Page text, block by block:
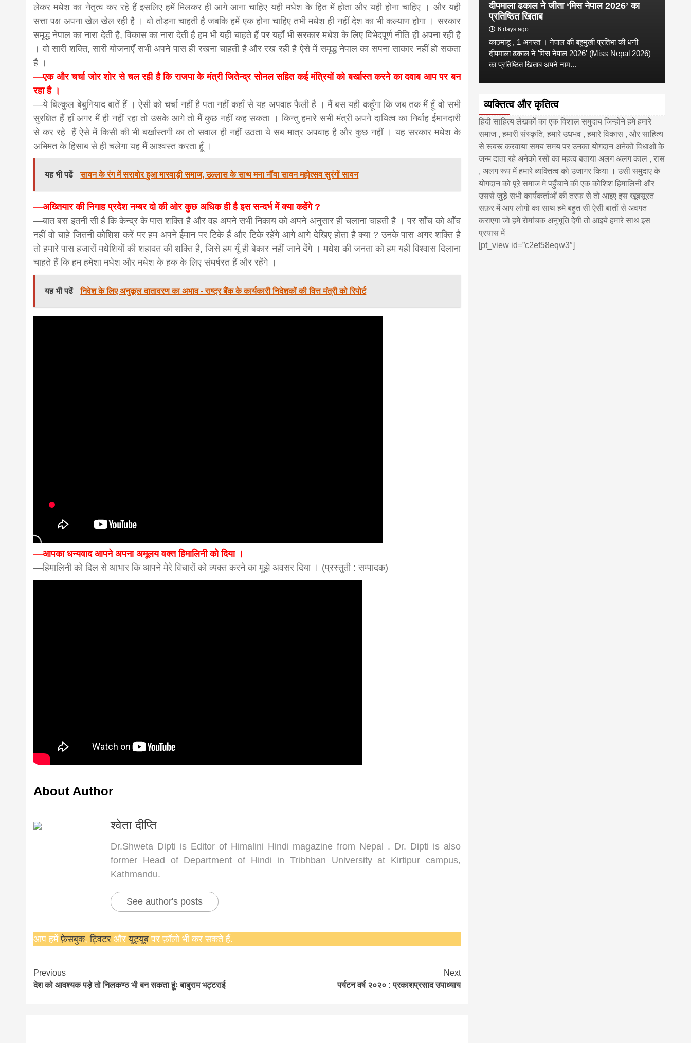
लेकर मधेश का नेतृत्व कर रहे हैं इसलिए हमें मिलकर ही आगे आना चाहिए यही मधेश के हित में होता और यही होना चाहिए । और यही
सत्ता पक्ष अपना खेल खेल रही है । वो तोड़ना चाहती है जबकि हमें एक होना चाहिए तभी मधेश ही नहीं देश का भी कल्याण होगा । सरकार
समृद्ध नेपाल का नारा देती है, विकास का नारा देती है हम भी यही चाहते हैं पर यहाँ भी सरकार मधेश के लिए विभेदपूर्ण नीति ही अपना रही है
। वो सारी शक्ति, सारी योजनाएँ सभी अपने पास ही रखना चाहती है और रख रही है ऐसे में समृद्ध नेपाल का सपना साकार नहीं हो सकता
है ।
—एक और चर्चा जोर शोर से चल रही है कि राजपा के मंत्री जितेन्द्र सोनल सहित कई मंत्रियों को बर्खास्त करने का दवाब आप पर बन
रहा है ।
—ये बिल्कुल बेबुनियाद बातें हैं । ऐसी को चर्चा नहीं है पता नहीं कहाँ से यह अपवाह फैली है । मैं बस यही कहूँगा कि जब तक मैं हूँ वो सभी
सुरक्षित हैं हाँ अगर मैं ही नहीं रहा तो उसके आगे तो मैं कुछ नहीं कह सकता । किन्तु हमारे सभी मंत्री अपने दायित्व का निर्वाह ईमानदारी
से कर रहे हैं ऐसे में किसी की भी बर्खास्तगी का तो सवाल ही नहीं उठता ये सब मात्र अपवाह है और कुछ नहीं । यह सरकार मधेश के
अभिमत के हिसाब से ही चलेगा यह मैं आश्वस्त करता हूँ ।
यह भी पढें सावन के रंग में सराबोर हुआ मारवाड़ी समाज, उल्लास के साथ मना नौंवा सावन महोत्सव सुरंगों सावन
—अख्तियार की निगाह प्रदेश नम्बर दो की ओर कुछ अधिक ही है इस सन्दर्भ में क्या कहेंगे ?
—बात बस इतनी सी है कि केन्द्र के पास शक्ति है और वह अपने सभी निकाय को अपने अनुसार ही चलाना चाहती है । पर साँच को आँच
नहीं वो चाहे जितनी कोशिश करें पर हम अपने ईमान पर टिके हैं और टिके रहेंगे आगे आगे देखिए होता है क्या ? उनके पास अगर शक्ति है
तो हमारे पास हजारों मधेशियों की शहादत की शक्ति है, जिसे हम यूँ ही बेकार नहीं जाने देंगे । मधेश की जनता को हम यही विश्वास दिलाना
चाहते हैं कि हम हमेशा मधेश और मधेश के हक के लिए संघर्षरत हैं और रहेंगे ।
यह भी पढें निवेश के लिए अनुकूल वातावरण का अभाव - राष्ट्र बैंक के कार्यकारी निदेशकों की वित्त मंत्री को रिपोर्ट
—आपका धन्यवाद आपने अपना अमूलय वक्त हिमालिनी को दिया ।
—हिमालिनी को दिल से आभार कि आपने मेरे विचारों को व्यक्त करने का मुझे अवसर दिया । (प्रस्तुती : सम्पादक)
About Author
श्वेता दीप्ति
Dr.Shweta Dipti is Editor of Himalini Hindi magazine from Nepal . Dr. Dipti is also
former Head of Department of Hindi in Tribhban University at Kirtipur campus,
Kathmandu.
See author's posts
आप हमेंफ़ेसबुक,ट्विटरऔरयूट्यूब पर फ़ॉलो भी कर सकते हैं.
Continue
Reading
Previous
देश को आवश्यक पड़े तो निलकण्ठ भी बन सकता हूंः बाबुराम भट्टराई
Next
पर्यटन वर्ष २०२० : प्रकाशप्रसाद उपाध्याय
सीताराम विवाह पंचमी महोत्सव के तीसरे दिन धनुष
यज्ञ का हुआ आयोजन (फोटो सहित)
3 years ago
जनकपुरधाम/मिश्री लाल मधुकर। सीताराम विवाह पंचमी
महोत्सव के तीसरे दिन जानकी मंदिर के प्रांगण में धनुष यज्ञ
दीपमाला ढकाल ने जीता ‘मिस नेपाल 2026’ का
प्रतिष्ठित खिताब
6 days ago
काठमांडू , 1 अगस्त । नेपाल की बहुमुखी प्रतिभा की धनी
दीपमाला ढकाल ने 'मिस नेपाल 2026' (Miss Nepal 2026)
का प्रतिष्ठित खिताब अपने नाम...
व्यक्तित्व और कृतित्व
हिंदी साहित्य लेखकों का एक विशाल समुदाय जिन्होंने हमे हमारे
समाज , हमारी संस्कृति, हमारे उधभव , हमारे विकास , और साहित्य
से रूबरू करवाया समय समय पर उनका योगदान अनेकों विधाओं के
जन्म दाता रहे अनेको रसों का महत्व बताया अलग अलग काल , रास
, अलग रूप में हमारे व्यक्तित्व को उजागर किया । उसी समुदाए के
योगदान को पूरे समाज मे पहुँचाने की एक कोशिश हिमालिनी और
उससे जुड़े सभी कार्यकर्ताओं की तरफ से तो आइए इस खूबसूरत
सफ़र में आप लोगो का साथ हमे बहुत सी ऐसी बातों से अवगत
कराएगा जो हमे रोमांचक अनुभूति देगी तो आइये हमारे साथ इस
प्रयास में
[pt_view id=”c2ef58eqw3″]